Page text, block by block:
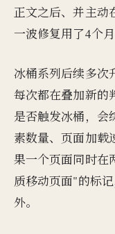
正文之后、并主动
一波修复用了4个
冰桶系列后续多次
每次都在叠加新的
是否触发冰桶，会
素数量、页面加载
果一个页面同时在
质移动页面"的标
外。